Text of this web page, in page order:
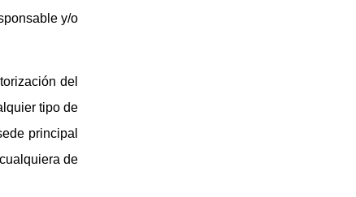
y/o
del
tipo de
principal
de